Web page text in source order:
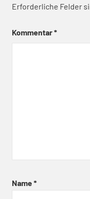
Erforderliche Felder
Kommentar*
Name *